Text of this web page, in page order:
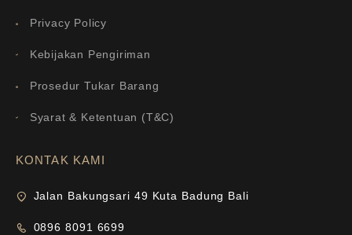
Privacy Policy
Kebijakan Pengiriman
Prosedur Tukar Barang
Syarat & Ketentuan (T&C)
KONTAK KAMI
Jalan Bakungsari 49 Kuta Badung Bali
0896 8091 6699